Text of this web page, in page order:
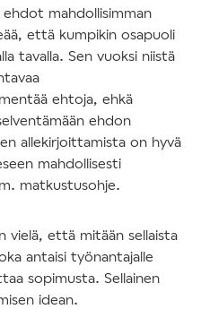
ehdot mahdollisimman
että kumpikin osapuoli
tavalla. Sen vuoksi niistä
ehtoja, ehkä
ehdon
allekirjoittamista on hyvä
mahdollisesti
matkustusohje.
vielä, että mitään sellaista
antaisi työnantajalle
sopimusta. Sellainen
idean.